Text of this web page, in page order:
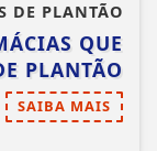
DE PLANTÃO
QUE
PLANTÃO
SAIBA MAIS